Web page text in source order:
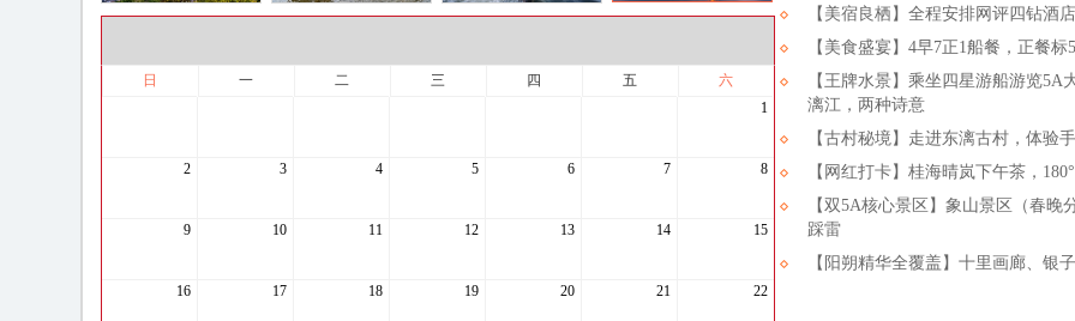
日 一 二 三 四 五
六
1
2 3 4 5 6 7 8
9 10 11 12 13 14 15
16 17 18 19 20 21 22
【美宿良栖】全程安排网评四钻酒
【美食盛宴】4早7正1船餐，正餐
【王牌水景】乘坐四星游船游览
漓江，两种诗意
【古村秘境】走进东漓古村，体验
【网红打卡】桂海晴岚下午茶，
【双5A核心景区】象山景区（春
踩雷
【阳朔精华全覆盖】十里画廊、银